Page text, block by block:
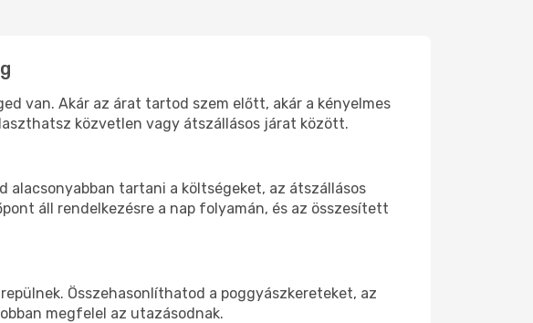
van. Akár az árat tartod szem előtt, akár a kényelmes
közvetlen vagy átszállásos járat között.
alacsonyabban tartani a költségeket, az átszállásos
áll rendelkezésre a nap folyamán, és az összesített
Összehasonlíthatod a poggyászkereteket, az
megfelel az utazásodnak.